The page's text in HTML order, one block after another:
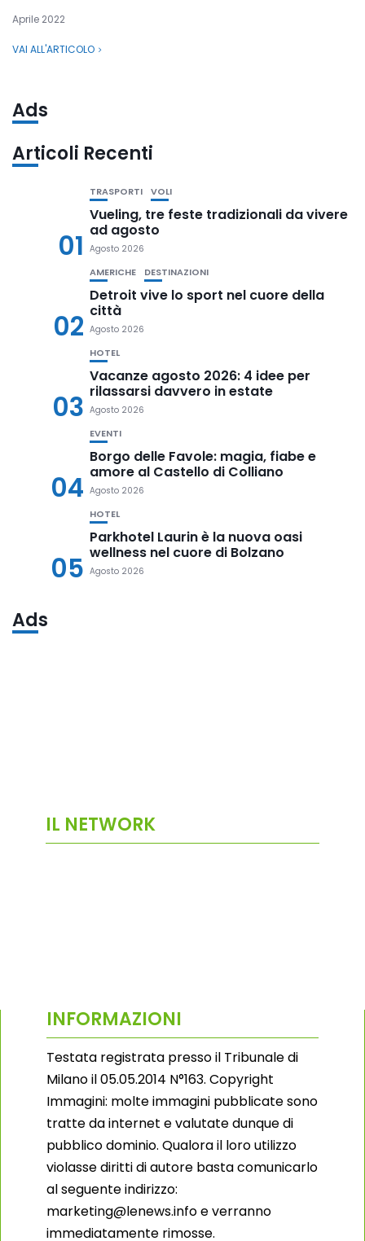
Aprile 2022
VAI ALL'ARTICOLO
Ads
Articoli Recenti
01
TRASPORTI VOLI
Vueling, tre feste tradizionali da vivere
ad agosto
Agosto 2026
02
AMERICHE DESTINAZIONI
Detroit vive lo sport nel cuore della
città
Agosto 2026
03
HOTEL
Vacanze agosto 2026: 4 idee per
rilassarsi davvero in estate
Agosto 2026
04
EVENTI
Borgo delle Favole: magia, fiabe e
amore al Castello di Colliano
Agosto 2026
05
HOTEL
Parkhotel Laurin è la nuova oasi
wellness nel cuore di Bolzano
Agosto 2026
Ads
IL NETWORK
INFORMAZIONI
Testata registrata presso il Tribunale di
Milano il 05.05.2014 N°163. Copyright
Immagini: molte immagini pubblicate sono
tratte da internet e valutate dunque di
pubblico dominio. Qualora il loro utilizzo
violasse diritti di autore basta comunicarlo
al seguente indirizzo:
marketing@lenews.info e verranno
immediatamente rimosse.